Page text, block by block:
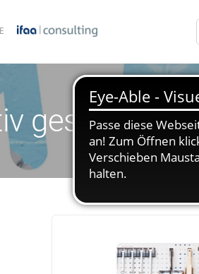
gestalten